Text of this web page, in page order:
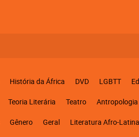
História da África DVD LGBTT
Teoria Literária Teatro Antropologia
Gênero Geral Literatura Afro-